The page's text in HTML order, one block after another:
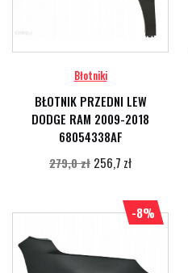
Błotniki
BŁOTNIK PRZEDNI LEW
DODGE RAM 2009-2018
68054338AF
279,0 zł 256,7 zł
-8%